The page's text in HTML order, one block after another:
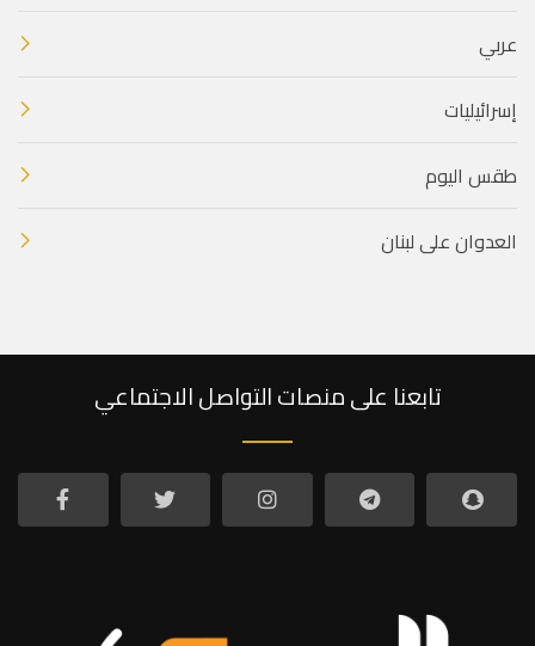
عربي
إسرائيليات
طقس اليوم
العدوان على لبنان
تابعنا على منصات التواصل الاجتماعي